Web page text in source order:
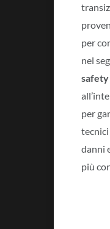
per
nel
safety
per
danni
più